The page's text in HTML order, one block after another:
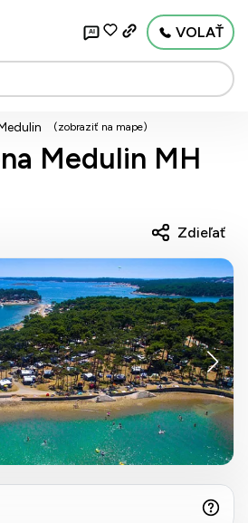
AI VOLAŤ
(zobraziť na mape)
Medulin MH
Zdieľať